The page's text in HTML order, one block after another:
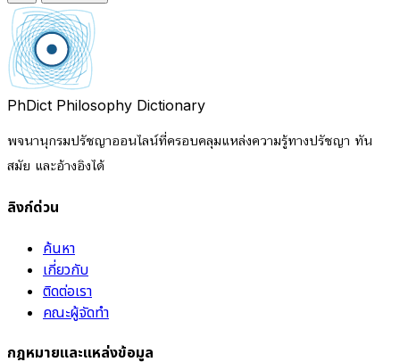
PhDict Philosophy Dictionary
พจนานุกรมปรัชญาออนไลน์ที่ครอบคลุมแหล่งความรู้ทางปรัชญา ทัน
สมัย และอ้างอิงได้
ลิงก์ด่วน
ค้นหา
เกี่ยวกับ
ติดต่อเรา
คณะผู้จัดทำ
กฎหมายและแหล่งข้อมูล